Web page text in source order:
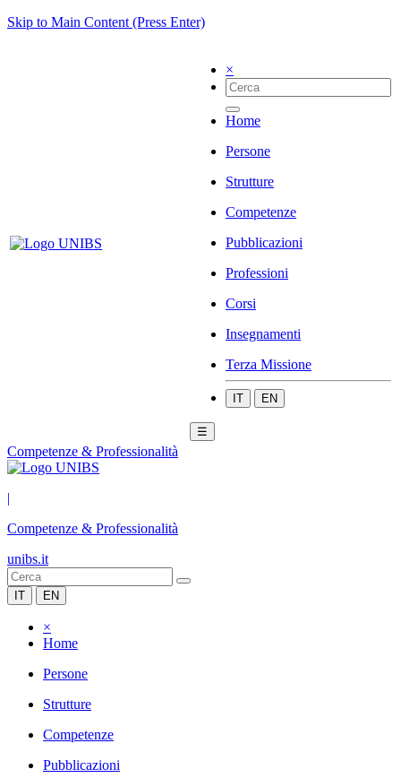
Skip to Main Content (Press Enter)
×
Home
Persone
Strutture
Competenze
Pubblicazioni
Professioni
Corsi
Insegnamenti
Terza Missione
IT EN
☰
Competenze & Professionalità
|
Competenze & Professionalità
unibs.it
IT EN
×
Home
Persone
Strutture
Competenze
Pubblicazioni